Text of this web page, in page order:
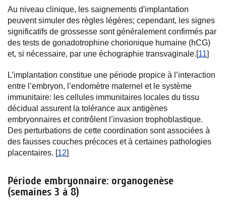
Au niveau clinique, les saignements d'implantation
peuvent simuler des règles légères; cependant, les signes
significatifs de grossesse sont généralement confirmés par
des tests de gonadotrophine chorionique humaine (hCG)
et, si nécessaire, par une échographie transvaginale.[11]
L’implantation constitue une période propice à l’interaction
entre l’embryon, l’endomètre maternel et le système
immunitaire: les cellules immunitaires locales du tissu
décidual assurent la tolérance aux antigènes
embryonnaires et contrôlent l’invasion trophoblastique.
Des perturbations de cette coordination sont associées à
des fausses couches précoces et à certaines pathologies
placentaires. [12]
Période embryonnaire: organogenèse
(semaines 3 à 8)